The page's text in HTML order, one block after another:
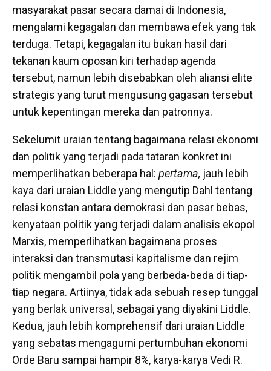
masyarakat pasar secara damai di Indonesia,
mengalami kegagalan dan membawa efek yang tak
terduga. Tetapi, kegagalan itu bukan hasil dari
tekanan kaum oposan kiri terhadap agenda
tersebut, namun lebih disebabkan oleh aliansi elite
strategis yang turut mengusung gagasan tersebut
untuk kepentingan mereka dan patronnya.
Sekelumit uraian tentang bagaimana relasi ekonomi
dan politik yang terjadi pada tataran konkret ini
memperlihatkan beberapa hal: pertama, jauh lebih
kaya dari uraian Liddle yang mengutip Dahl tentang
relasi konstan antara demokrasi dan pasar bebas,
kenyataan politik yang terjadi dalam analisis ekopol
Marxis, memperlihatkan bagaimana proses
interaksi dan transmutasi kapitalisme dan rejim
politik mengambil pola yang berbeda-beda di tiap-
tiap negara. Artiinya, tidak ada sebuah resep tunggal
yang berlak universal, sebagai yang diyakini Liddle.
Kedua, jauh lebih komprehensif dari uraian Liddle
yang sebatas mengagumi pertumbuhan ekonomi
Orde Baru sampai hampir 8%, karya-karya Vedi R.